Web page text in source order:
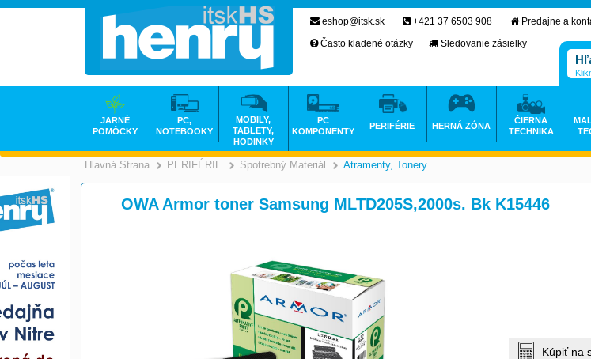
Hlavná Strana >
PERIFÉRIE >
Spotrebný Materiál >
Atramenty, Tonery
OWA Armor toner Samsung MLTD205S,2000s. Bk K15446
Kúpiť na
eshop@itsk.sk +421 37 6503 908
Predajne a
Často kladené otázky
Sledovanie zásielky
JARNÉ
POMÔCKY
PC,
NOTEBOOKY
MOBILY,
TABLETY,
HODINKY
PC
KOMPONENTY
PERIFÉRIE HERNÁ ZÓNA
ČIERNA
TECHNIKA